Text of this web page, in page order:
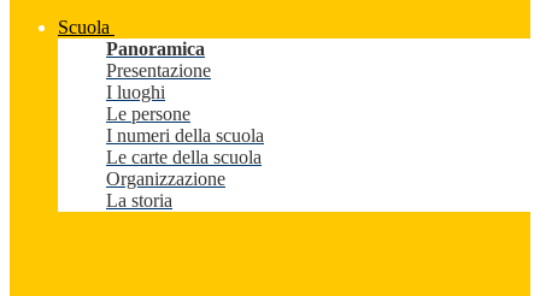
Scuola
Panoramica
Presentazione
I luoghi
Le persone
I numeri della scuola
Le carte della scuola
Organizzazione
La storia